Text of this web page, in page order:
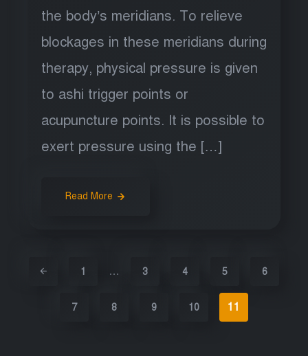
the body’s meridians. To relieve
blockages in these meridians during
therapy, physical pressure is given
to ashi trigger points or
acupuncture points. It is possible to
exert pressure using the […]
Read More
1 … 3 4 5 6
7 8 9 10 11